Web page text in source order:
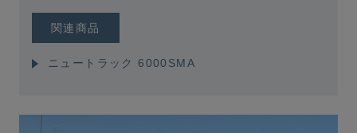
関連商品
ニュートラック 6000SMA